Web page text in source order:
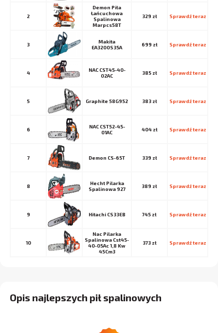
2
Demon Piła
Łańcuchowa
Spalinowa
Marpcs58T
329 zł Sprawdź teraz
3
Makita
EA3200S35A
699 zł Sprawdź teraz
4
NAC CST45-40-
02AC
385 zł Sprawdź teraz
5 Graphite 58G952 383 zł Sprawdź teraz
6
NAC CST52-45-
01AC
404 zł Sprawdź teraz
7 Demon CS-65T 339 zł Sprawdź teraz
8
Hecht Pilarka
Spalinowa 927
389 zł Sprawdź teraz
9 Hitachi CS33EB 745 zł Sprawdź teraz
10
Nac Pilarka
Spalinowa Cst45-
40-05Ac 1,8 Kw
45Cm3
373 zł Sprawdź teraz
Opis najlepszych pił spalinowych